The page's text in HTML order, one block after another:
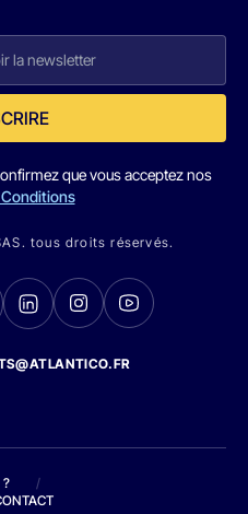
que vous acceptez nos
tous droits réservés.
?
/